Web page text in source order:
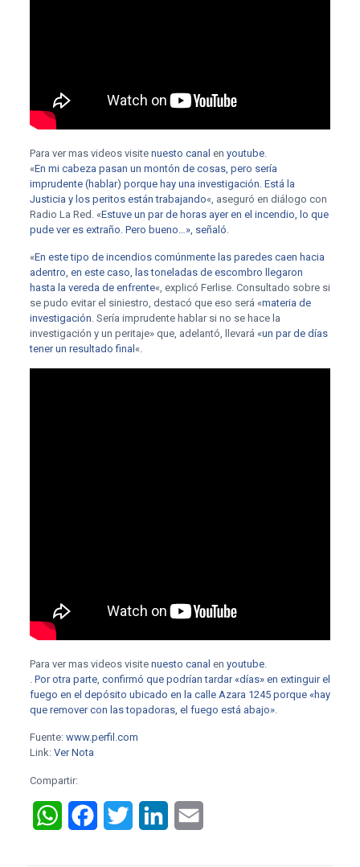
Para ver mas videos visite nuesto canal en youtube.
«En mi cabeza pasan un montón de cosas, pero sería
imprudente (hablar) porque hay una investigación. Está la
Justicia y los peritos están trabajando«, aseguró en diálogo con
Radio La Red. «Estuve un par de horas ayer en el incendio, lo que
pude ver es extraño. Pero bueno…», señaló.
«En este tipo de incendios comúnmente las paredes caen hacia
adentro, en este caso, las toneladas de escombro llegaron
hasta la vereda de enfrente«, explicó Ferlise. Consultado sobre si
se pudo evitar el siniestro, destacó que eso será «materia de
investigación. Sería imprudente hablar si no se hace la
investigación y un peritaje» que, adelantó, llevará «un par de días
tener un resultado final «.
Para ver mas videos visite nuesto canal en youtube.
. Por otra parte, confirmó que podrían tardar «días» en extinguir el
fuego en el depósito ubicado en la calle Azara 1245 porque «hay
que remover con las topadoras, el fuego está abajo».
Fuente: www.perfil.com
Link: Ver Nota
Compartir:
WhatsAppFacebookTwitter LinkedIn